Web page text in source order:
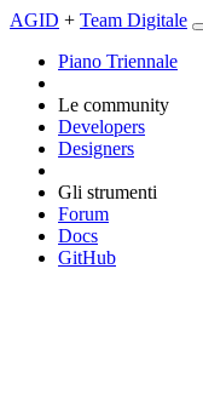
AGID + Team Digitale
Piano Triennale
Le community
Developers
Designers
Gli strumenti
Forum
Docs
GitHub